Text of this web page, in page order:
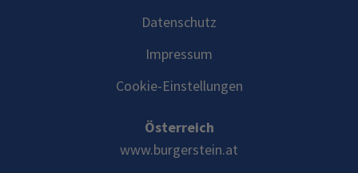
Datenschutz
Impressum
Cookie-Einstellungen
Österreich
www.burgerstein.at